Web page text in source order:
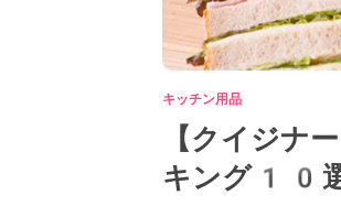
キッチン用品
【クイジナ
キング10選